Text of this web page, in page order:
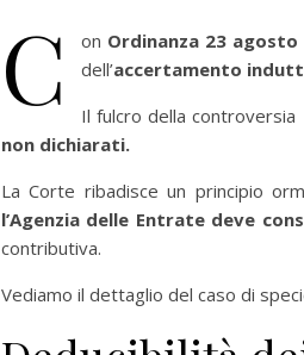
C on Ordinanza 23 agosto
dell’accertamento
Il fulcro della
non dichiarati.
La Corte ribadisce un principio
l’Agenzia delle Entrate deve
contributiva.
Vediamo il dettaglio del caso di